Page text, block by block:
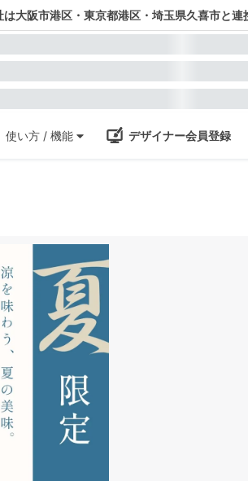
大阪市港区・東京都港区・埼玉県久喜市と連
使い方 / 機能 デザイナー会員登録